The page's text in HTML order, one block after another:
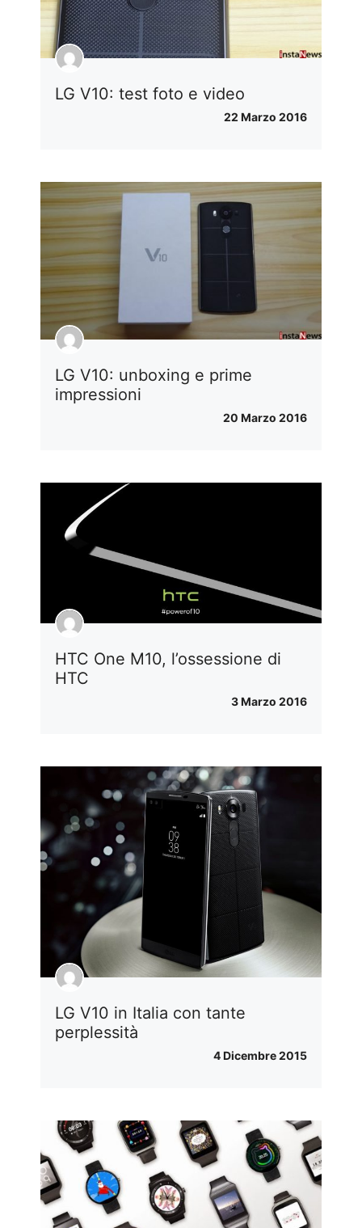
LG V10: test foto e video
22 Marzo 2016
LG V10: unboxing e prime
impressioni
20 Marzo 2016
HTC One M10, l’ossessione di
HTC
3 Marzo 2016
LG V10 in Italia con tante
perplessità
4 Dicembre 2015